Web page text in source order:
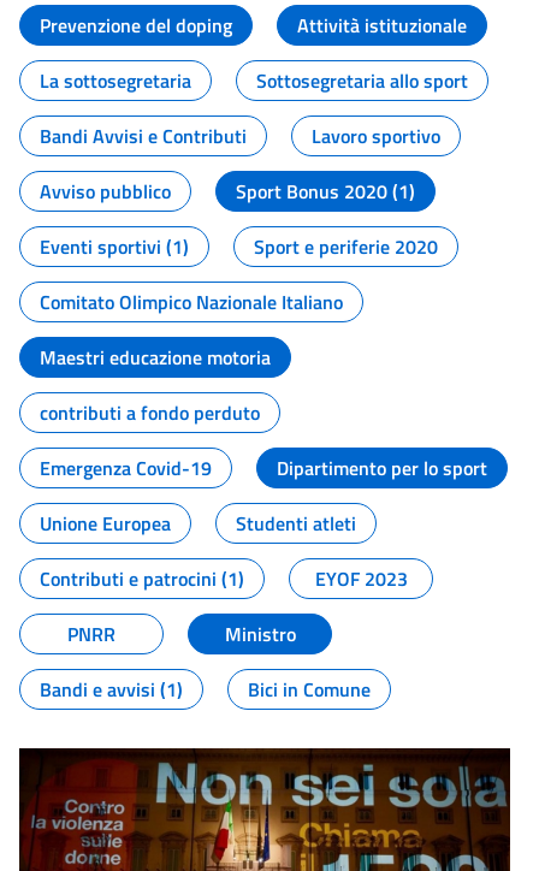
Prevenzione del doping
Attività istituzionale
La sottosegretaria
Sottosegretaria allo sport
Bandi Avvisi e Contributi
Lavoro sportivo
Avviso pubblico
Sport Bonus 2020 (1)
Eventi sportivi (1)
Sport e periferie 2020
Comitato Olimpico Nazionale Italiano
Maestri educazione motoria
contributi a fondo perduto
Emergenza Covid-19
Dipartimento per lo sport
Unione Europea
Studenti atleti
Contributi e patrocini (1)
EYOF 2023
PNRR
Ministro
Bandi e avvisi (1)
Bici in Comune